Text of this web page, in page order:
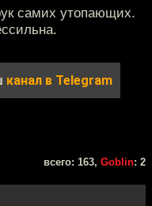
самих утопающих.
канал в Telegram
всего: 163, Goblin: 2